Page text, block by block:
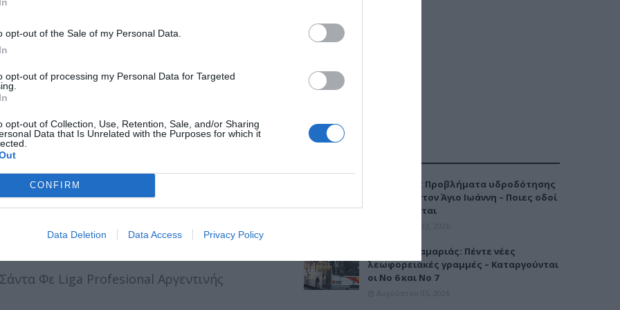
opt-out of the Sale of my Personal Data.
opt-out of processing my Personal Data for Targeted
opt-out of Collection, Use, Retention, Sale, and/or Sharing
Data that Is Unrelated with the Purposes for which it
CONFIRM
Data Deletion Data Access Privacy Policy
Κλαμπ Μπριζ Βελγικό πρωτάθλημα
La Liga
La Liga
La Liga
Μαδρίτης La Liga
Μπιλμπάο La Liga
Φε Liga Profesional Αργεντινής
Καλαμαριά: Προβλήματα υδροδότησης
την Τρίτη στον Άγιο Ιωάννη – Ποιες οδοί
επηρεάζονται
Μετρό Καλαμαριάς: Πέντε νέες
λεωφορειακές γραμμές – Καταργούνται
οι Νο 6 και Νο 7